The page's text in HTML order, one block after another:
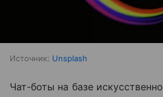
Источник: Unsplash
Чат-боты на базе